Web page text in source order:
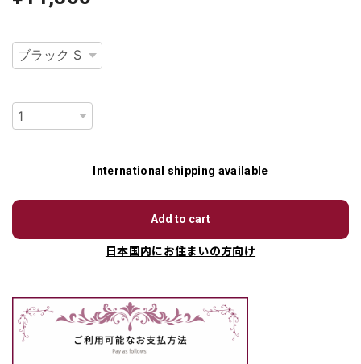
International shipping available
Add to cart
日本国内にお住まいの方向け